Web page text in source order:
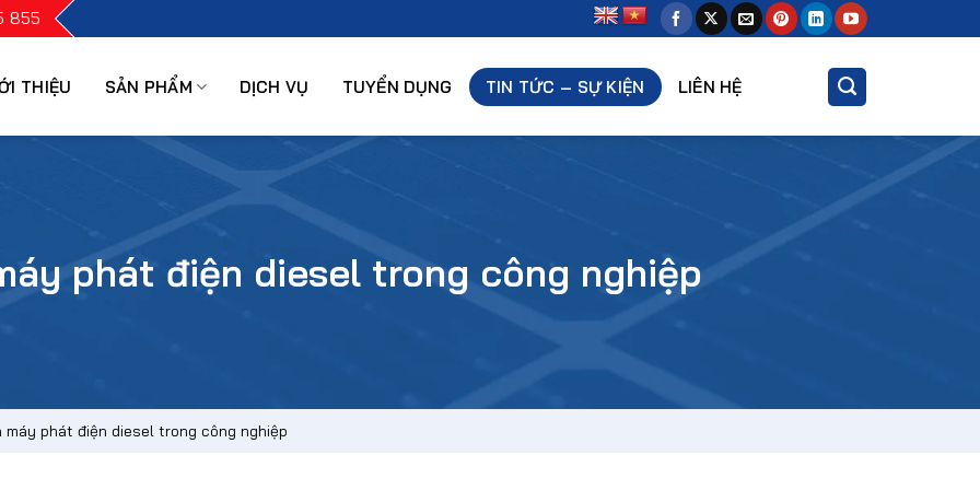
855
THIỆU SẢN PHẨM DỊCH VỤ TUYỂN DỤNG TIN TỨC – SỰ KIỆN LIÊN HỆ
phát điện diesel trong công nghiệp
máy phát điện diesel trong công nghiệp